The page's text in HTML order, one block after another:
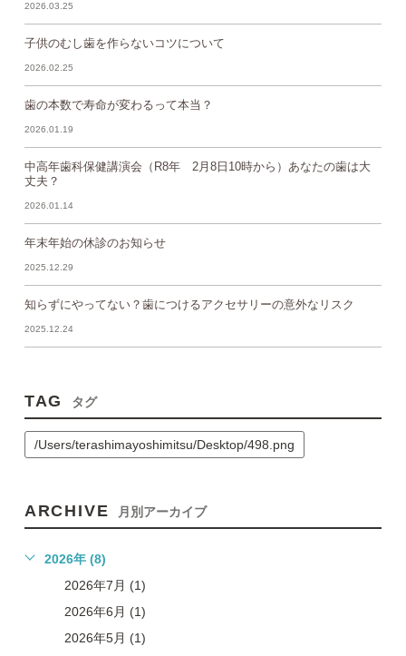
2026.03.25
子供のむし歯を作らないコツについて
2026.02.25
歯の本数で寿命が変わるって本当？
2026.01.19
中高年歯科保健講演会（R8年 2月8日10時から）あなたの歯は大
丈夫？
2026.01.14
年末年始の休診のお知らせ
2025.12.29
知らずにやってない？歯につけるアクセサリーの意外なリスク
2025.12.24
TAG タグ
/Users/terashimayoshimitsu/Desktop/498.png
ARCHIVE 月別アーカイブ
2026年 (8)
2026年7月 (1)
2026年6月 (1)
2026年5月 (1)